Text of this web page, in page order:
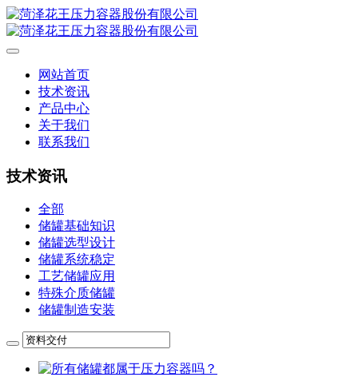
网站首页
技术资讯
产品中心
关于我们
联系我们
技术资讯
全部
储罐基础知识
储罐选型设计
储罐系统稳定
工艺储罐应用
特殊介质储罐
储罐制造安装